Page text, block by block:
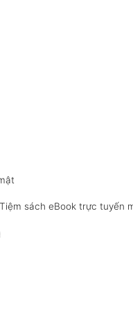
sách eBook trực tuyến